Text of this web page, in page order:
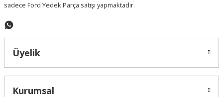
sadece Ford Yedek Parça satışı yapmaktadır.
Üyelik
Kurumsal